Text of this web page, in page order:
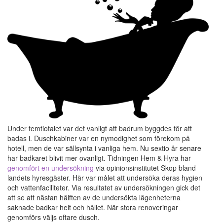
Under femtiotalet var det vanligt att badrum byggdes för att
badas i. Duschkabiner var en nymodighet som förekom på
hotell, men de var sällsynta i vanliga hem. Nu sextio år senare
har badkaret blivit mer ovanligt. Tidningen Hem & Hyra har
genomfört en undersökning via opinionsinstitutet Skop bland
landets hyresgäster. Här var målet att undersöka deras hygien
och vattenfaciliteter. Via resultatet av undersökningen gick det
att se att nästan hälften av de undersökta lägenheterna
saknade badkar helt och hållet. När stora renoveringar
genomförs väljs oftare dusch.